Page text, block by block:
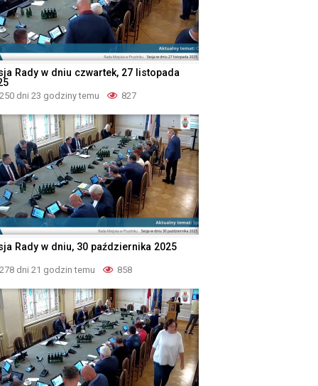
Rady w dniu czwartek, 27 listopada
250 dni 23 godziny temu 827
Rady w dniu, 30 października 2025
278 dni 21 godzin temu 858